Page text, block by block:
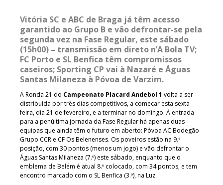
Vitória SC e ABC de Braga já têm acesso
garantido ao Grupo B e vão defrontar-se pela
segunda vez na Fase Regular, este sábado
(15h00) – transmissão em direto n’A Bola TV;
FC Porto e SL Benfica têm compromissos
caseiros; Sporting CP vai à Nazaré e Águas
Santas Milaneza à Póvoa de Varzim.
A Ronda 21 do Campeonato Placard Andebol 1 volta a ser
distribuída por três dias competitivos, a começar esta sexta-
feira, dia 21 de fevereiro, e a terminar no domingo. À entrada
para a penúltima jornada da Fase Regular há apenas duas
equipas que ainda têm o futuro em aberto: Póvoa AC Bodegão
Grupo CCR e CF Os Belenenses. Os poveiros estão na 9.ª
posição, com 30 pontos (menos um jogo) e vão defrontar o
Águas Santas Milaneza (7.º) este sábado, enquanto que o
emblema de Belém é atual 8.º colocado, com 34 pontos, e tem
encontro marcado com o SL Benfica (3.º), na Luz.